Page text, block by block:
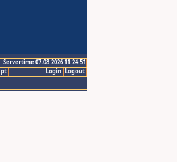
Servertime 07.08.2026 11:24:51
Logout
Login